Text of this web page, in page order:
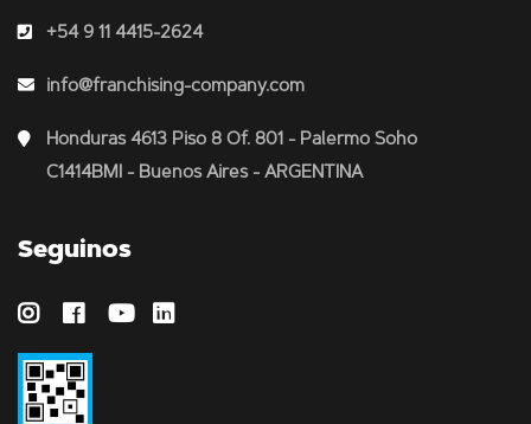
+54 9 11 4415-2624
info@franchising-company.com
Honduras 4613 Piso 8 Of. 801 - Palermo Soho
C1414BMI - Buenos Aires - ARGENTINA
Seguinos